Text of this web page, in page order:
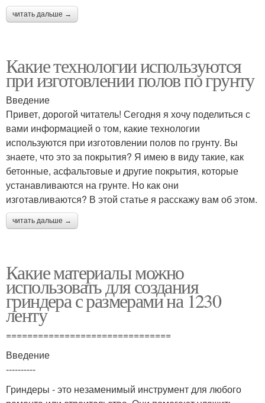
читать дальше →
Какие технологии используются
при изготовлении полов по грунту
Введение
Привет, дорогой читатель! Сегодня я хочу поделиться с
вами информацией о том, какие технологии
используются при изготовлении полов по грунту. Вы
знаете, что это за покрытия? Я имею в виду такие, как
бетонные, асфальтовые и другие покрытия, которые
устанавливаются на грунте. Но как они
изготавливаются? В этой статье я расскажу вам об этом.
читать дальше →
Какие материалы можно
использовать для создания
гриндера с размерами на 1230
ленту
===============================
Введение
----------
Гриндеры - это незаменимый инструмент для любого